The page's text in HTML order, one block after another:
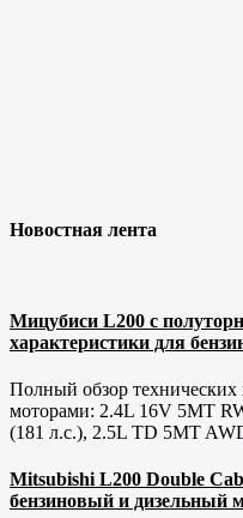
Новостная лента
Мицубиси L200 с
характеристики для
Полный обзор
моторами: 2.4L 16V 5MT
(181 л.с.), 2.5L TD 5MT
Mitsubishi L200 Double
бензиновый и дизельный